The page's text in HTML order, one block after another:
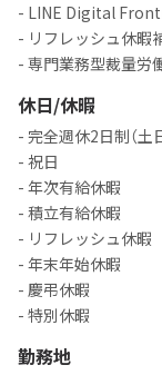
- LINE Digital
- リフレッシュ休暇
- 専門業務型裁量労
休日/休暇
- 完全週休2日制（土
- 祝日
- 年次有給休暇
- 積立有給休暇
- リフレッシュ休暇
- 年末年始休暇
- 慶弔休暇
- 特別休暇
勤務地